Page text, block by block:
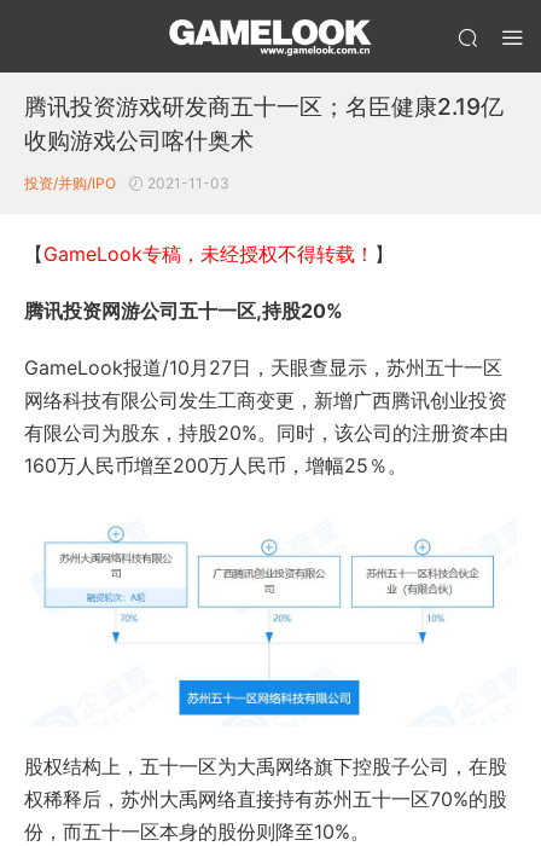
腾讯投资游戏研发商五十一区；名臣健康2.19亿
收购游戏公司喀什奥术
投资/并购/IPO 2021-11-03
【GameLook专稿，未经授权不得转载！ 】
腾讯投资网游公司五十一区,持股20%
GameLook报道/10月27日，天眼查显示，苏州五十一区
网络科技有限公司发生工商变更，新增广西腾讯创业投资
有限公司为股东，持股20%。同时，该公司的注册资本由
160万人民币增至200万人民币，增幅25％。
股权结构上，五十一区为大禹网络旗下控股子公司，在股
权稀释后，苏州大禹网络直接持有苏州五十一区70%的股
份，而五十一区本身的股份则降至10%。